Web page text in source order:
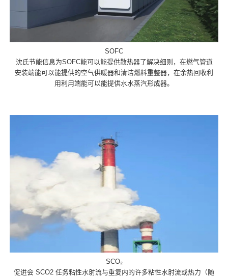
SOFC
沈氏节能信息为SOFC能可以能提供散热器了解决细则，在燃气管道
安装端能可以能提供的空气供暖器和清洁燃料重整器，在余热回收利
用利用端能可以能提供水水蒸汽形成器。
SCO₂
促进会 SCO2 任务粘性水射流与重复内的许多粘性水射流或热力（随